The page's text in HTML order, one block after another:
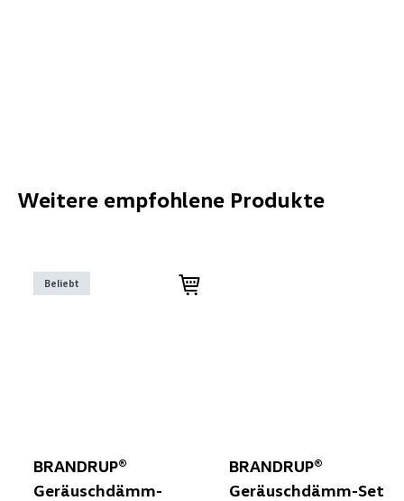
Weitere empfohlene Produkte
Beliebt
BRANDRUP®
Geräuschdämm-
BRANDRUP®
Geräuschdämm-Set